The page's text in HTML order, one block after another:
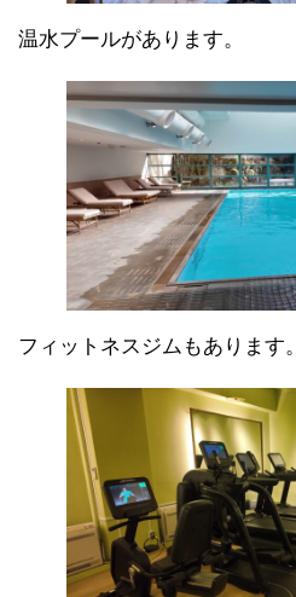
温水プールがあります。
フィットネスジムもあります。